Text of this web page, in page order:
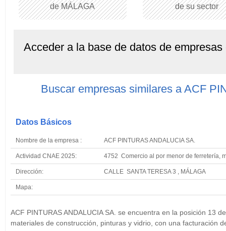
de MÁLAGA
de su sector
Acceder a la base de datos de
Buscar empresas similares a ACF
Datos Básicos
Nombre de la empresa : ACF PINTURAS ANDALUCIA SA.
Actividad CNAE 2025: 4752 Comercio al por menor de ferretería,
Dirección: CALLE SANTA TERESA 3 , MÁLAGA
Mapa:
−
ACF PINTURAS ANDALUCIA SA. se encuentra en la posición 13
materiales de construcción, pinturas y vidrio, con una facturación